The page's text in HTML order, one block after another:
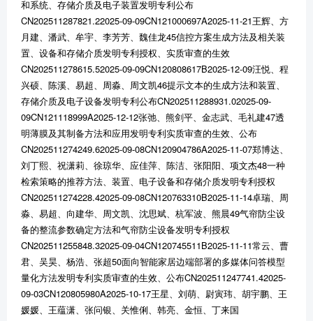
和系统、存储介质及电子装置发明专利公布
CN202511287821.22025-09-09CN121000697A2025-11-21王辉、方
月建、潘武、牟宇、李芳芳、魏佳龙45信控方案生成方法及相关装
置、设备和存储介质发明专利授权、实质审查的生效
CN202511278615.52025-09-09CN120808617B2025-12-09汪悦、程
兴硕、陈溪、易超、周淼、周文凯46提示文本的生成方法和装置、
存储介质及电子设备发明专利公布CN202511288931.02025-09-
09CN121118999A2025-12-12张弛、熊剑平、金志武、毛礼建47透
明薄膜及其制备方法和应用发明专利实质审查的生效、公布
CN202511274249.62025-09-08CN120904786A2025-11-07郑博达、
刘丁熙、祝潇莉、徐琼华、应佳萍、陈洁、张阳阳、项文杰48一种
检索策略的推荐方法、装置、电子设备和存储介质发明专利授权
CN202511274228.42025-09-08CN120763310B2025-11-14卓瑞、周
淼、易超、向建华、周文凯、沈思斌、杭军波、熊晨49气帘防尘设
备的整流参数确定方法和气帘防尘设备发明专利授权
CN202511255848.32025-09-04CN120745511B2025-11-11常云、曹
君、吴昊、杨浩、张超50面向智能家居边端部署的多媒体问答模型
量化方法发明专利实质审查的生效、公布CN202511247741.42025-
09-03CN120805980A2025-10-17王星、刘萌、尉寅玮、胡宇鹏、王
媛媛、王蕴潇、张问银、关惟俐、韩亮、金恒、丁来国